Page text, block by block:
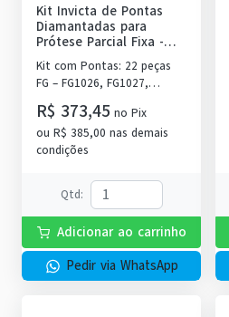
Kit Invicta de Pontas
Diamantadas para
Prótese Parcial Fixa -
AMERICAN BURRS
Kit com Pontas: 22 peças
FG – FG1026, FG1027,
FG1028, FG1029, FG2121,
FG2135F, FG2135, FG2200,
FG3098, FG3113FF, FG3113F,
FG3118F, FG3122FF,
FG3139F, FG3139, FG3145,
FG3146, FG3168F, FG4141 e
FG4142,Acompanha
broqueiro autolavável de 34
Furos.
R$ 373,45 no Pix
ou R$ 385,00 nas demais
condições
Qtd:
Adicionar ao carrinho
Pedir via WhatsApp